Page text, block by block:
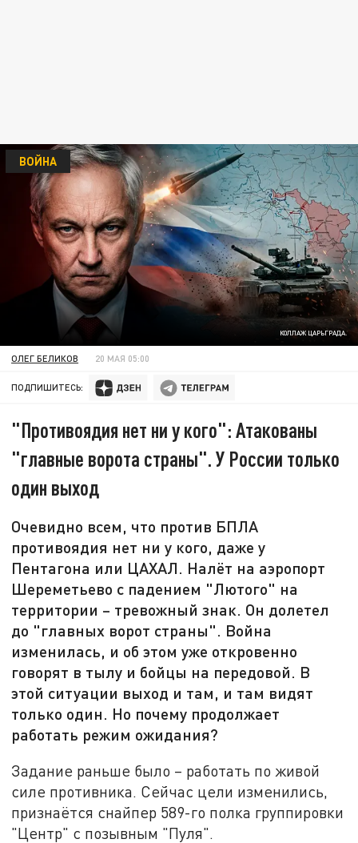
КОЛЛАЖ ЦАРЬГРАДА.
ВОЙНА
ОЛЕГ БЕЛИКОВ 20 МАЯ 05:00
ПОДПИШИТЕСЬ:
"Противоядия нет ни у кого": Атакованы
"главные ворота страны". У России только
один выход
Очевидно всем, что против БПЛА
противоядия нет ни у кого, даже у
Пентагона или ЦАХАЛ. Налёт на аэропорт
Шереметьево с падением "Лютого" на
территории – тревожный знак. Он долетел
до "главных ворот страны". Война
изменилась, и об этом уже откровенно
говорят в тылу и бойцы на передовой. В
этой ситуации выход и там, и там видят
только один. Но почему продолжает
работать режим ожидания?
Задание раньше было – работать по живой
силе противника. Сейчас цели изменились,
признаётся снайпер 589-го полка группировки
"Центр" с позывным "Пуля".